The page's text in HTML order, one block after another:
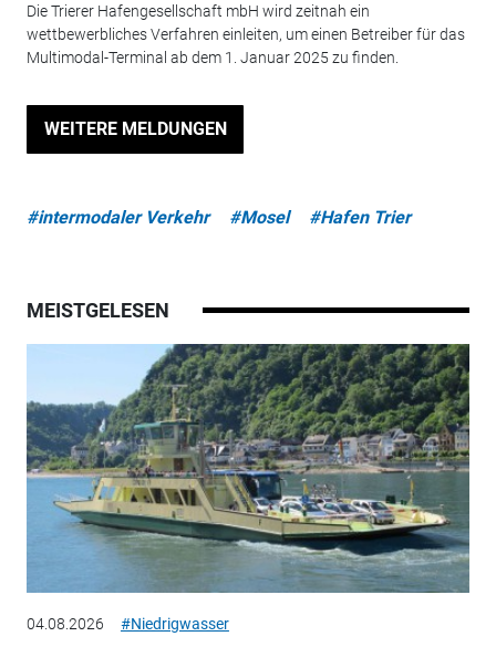
Die Trierer Hafengesellschaft mbH wird zeitnah ein
wettbewerbliches Verfahren einleiten, um einen Betreiber für das
Multimodal-Terminal ab dem 1. Januar 2025 zu finden.
WEITERE MELDUNGEN
#intermodaler Verkehr #Mosel #Hafen Trier
MEISTGELESEN
04.08.2026 #Niedrigwasser